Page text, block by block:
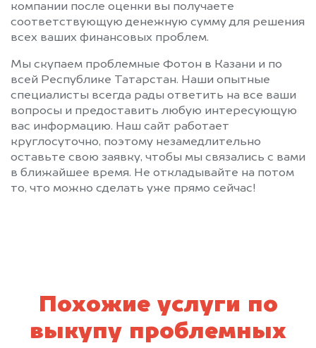
компании после оценки вы получаете
соответствующую денежную сумму для решения
всех ваших финансовых проблем.
Мы скупаем проблемные Фотон в Казани и по
всей Республике Татарстан. Наши опытные
специалисты всегда рады ответить на все ваши
вопросы и предоставить любую интересующую
вас информацию. Наш сайт работает
круглосуточно, поэтому незамедлительно
оставьте свою заявку, чтобы мы связались с вами
в ближайшее время. Не откладывайте на потом
то, что можно сделать уже прямо сейчас!
Похожие услуги по
выкупу проблемных